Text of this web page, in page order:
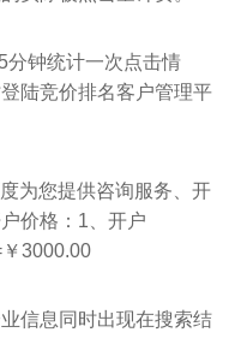
分钟统计一次点击情
陆竞价排名客户管理平
为您提供咨询服务、开
价格：1、开户
3000.00
信息同时出现在搜索结